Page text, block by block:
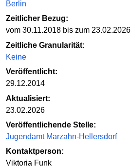
Berlin
Zeitlicher Bezug:
vom 30.11.2018 bis zum 23.02.2026
Zeitliche Granularität:
Keine
Veröffentlicht:
29.12.2014
Aktualisiert:
23.02.2026
Veröffentlichende Stelle:
Jugendamt Marzahn-Hellersdorf
Kontaktperson:
Viktoria Funk